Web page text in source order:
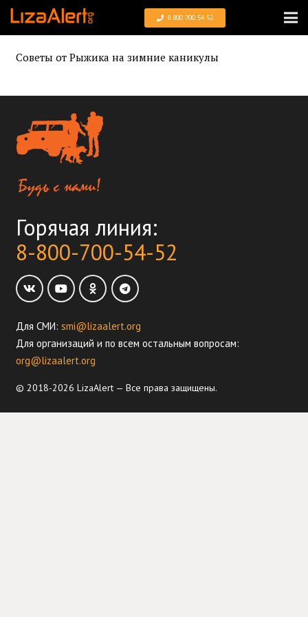
8 800 700 54 52
Советы от Рыжика на зимние каникулы
Горячая линия:
8-800-700-54-52
Для СМИ: smi@lizaalert.org
Для организаций и по всем остальным вопросам:
org@lizaalert.org
© 2018-2026 LizaAlert — Все права защищены.